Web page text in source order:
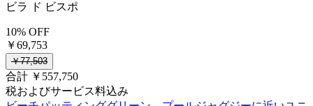
ビラ ド ビスポ
10% OFF
￥69,753
￥77,503
合計 ￥557,750
税およびサービス料込み